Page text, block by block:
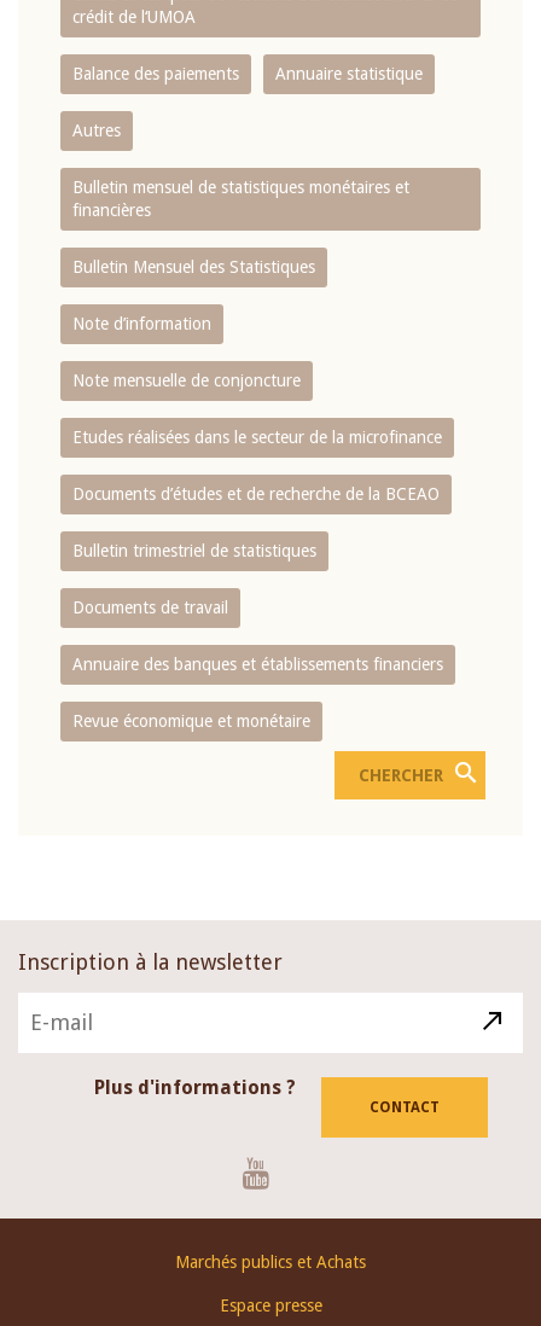
crédit de l‘UMOA
Balance des paiements Annuaire statistique
Autres
Bulletin mensuel de statistiques monétaires et
financières
Bulletin Mensuel des Statistiques
Note d’information
Note mensuelle de conjoncture
Etudes réalisées dans le secteur de la microfinance
Documents d’études et de recherche de la BCEAO
Bulletin trimestriel de statistiques
Documents de travail
Annuaire des banques et établissements financiers
Revue économique et monétaire
Inscription à la newsletter
Plus d'informations ?
CONTACT
Marchés publics et Achats
Espace presse